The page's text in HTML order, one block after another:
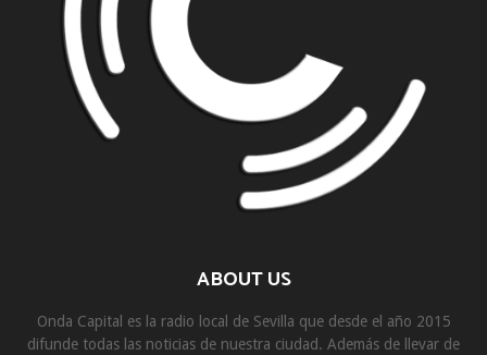
ABOUT US
Onda Capital es la radio local de Sevilla que desde el año 2015
difunde todas las noticias de nuestra ciudad. Además de llevar de